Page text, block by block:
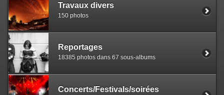
Travaux divers
150 photos
Reportages
18385 photos dans 67 sous-albums
Concerts/Festivals/soirées